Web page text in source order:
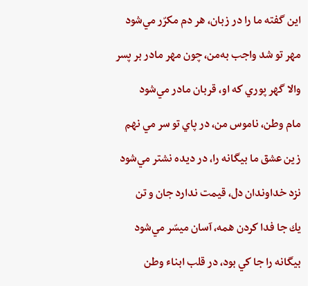
اين‌ گفته‌ ما را در زبان، هر دم‌ مكرّر مي‌شود
مهر تو شد واجب‌ به‌من،‌ چون‌ مهر مادر بر پسر
والا گهر پوري‌ كه او، قربان مادر مي‌شود
مام‌ وطن‌، ناموس‌ من‌، در پاي ‌تو سر مي نهم‌
زين‌ عشق‌ ما بيگانه را، در ديده ‌نشتر مي‌شود
نزد خداوندان دل،‌ قيمت‌ ندارد جان‌ و تن
يك جا فدا كردن‌ همه،‌ آسان ميسّر مي‌شود
بيگانه‌ را جا كي‌ بود، در قلب‌ ابناء وطن